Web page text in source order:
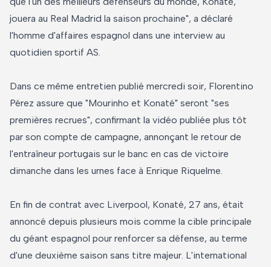
jouera au Real Madrid la saison prochaine", a déclaré
l'homme d'affaires espagnol dans une interview au
quotidien sportif AS.
Dans ce même entretien publié mercredi soir, Florentino
Pérez assure que "Mourinho et Konaté" seront "ses
premières recrues", confirmant la vidéo publiée plus tôt
par son compte de campagne, annonçant le retour de
l'entraîneur portugais sur le banc en cas de victoire
dimanche dans les urnes face à Enrique Riquelme.
En fin de contrat avec Liverpool, Konaté, 27 ans, était
annoncé depuis plusieurs mois comme la cible principale
du géant espagnol pour renforcer sa défense, au terme
d'une deuxième saison sans titre majeur. L'international